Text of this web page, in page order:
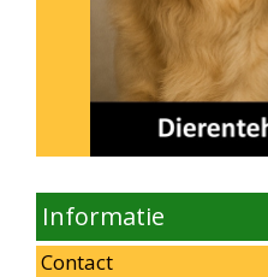
Informatie
Contact